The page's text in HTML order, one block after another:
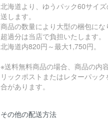
北海道より、ゆうパック60サイ
送します。
商品の数量により大型の梱包にな
超過分は当店で負担いたします。
北海道内820円～最大1,750円。
※送料無料商品の場合、商品の内
リックポストまたはレターパッ
合があります。
その他の配送方法